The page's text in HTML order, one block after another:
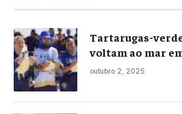
Tartarugas-
voltam ao mar
Praia Seca
outubro 2, 2025